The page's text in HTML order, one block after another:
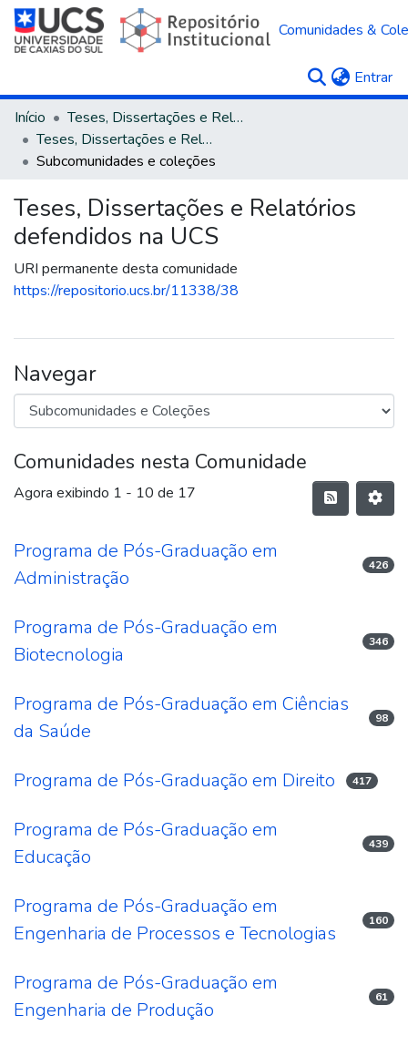
Comunidades &
Entrar
Início
Teses, Dissertações e Relatórios
Teses, Dissertações e Relatórios defendidos na UCS
Subcomunidades e coleções
Teses, Dissertações e Relatórios
defendidos na UCS
URI permanente desta comunidade
https://repositorio.ucs.br/11338/38
Navegar
Comunidades nesta Comunidade
Agora exibindo 1 - 10 de 17
Programa de Pós-Graduação em
Administração
426
Programa de Pós-Graduação em
Biotecnologia
346
Programa de Pós-Graduação em Ciências
da Saúde
98
Programa de Pós-Graduação em Direito 417
Programa de Pós-Graduação em
Educação
439
Programa de Pós-Graduação em
Engenharia de Processos e Tecnologias
160
Programa de Pós-Graduação em
Engenharia de Produção
61